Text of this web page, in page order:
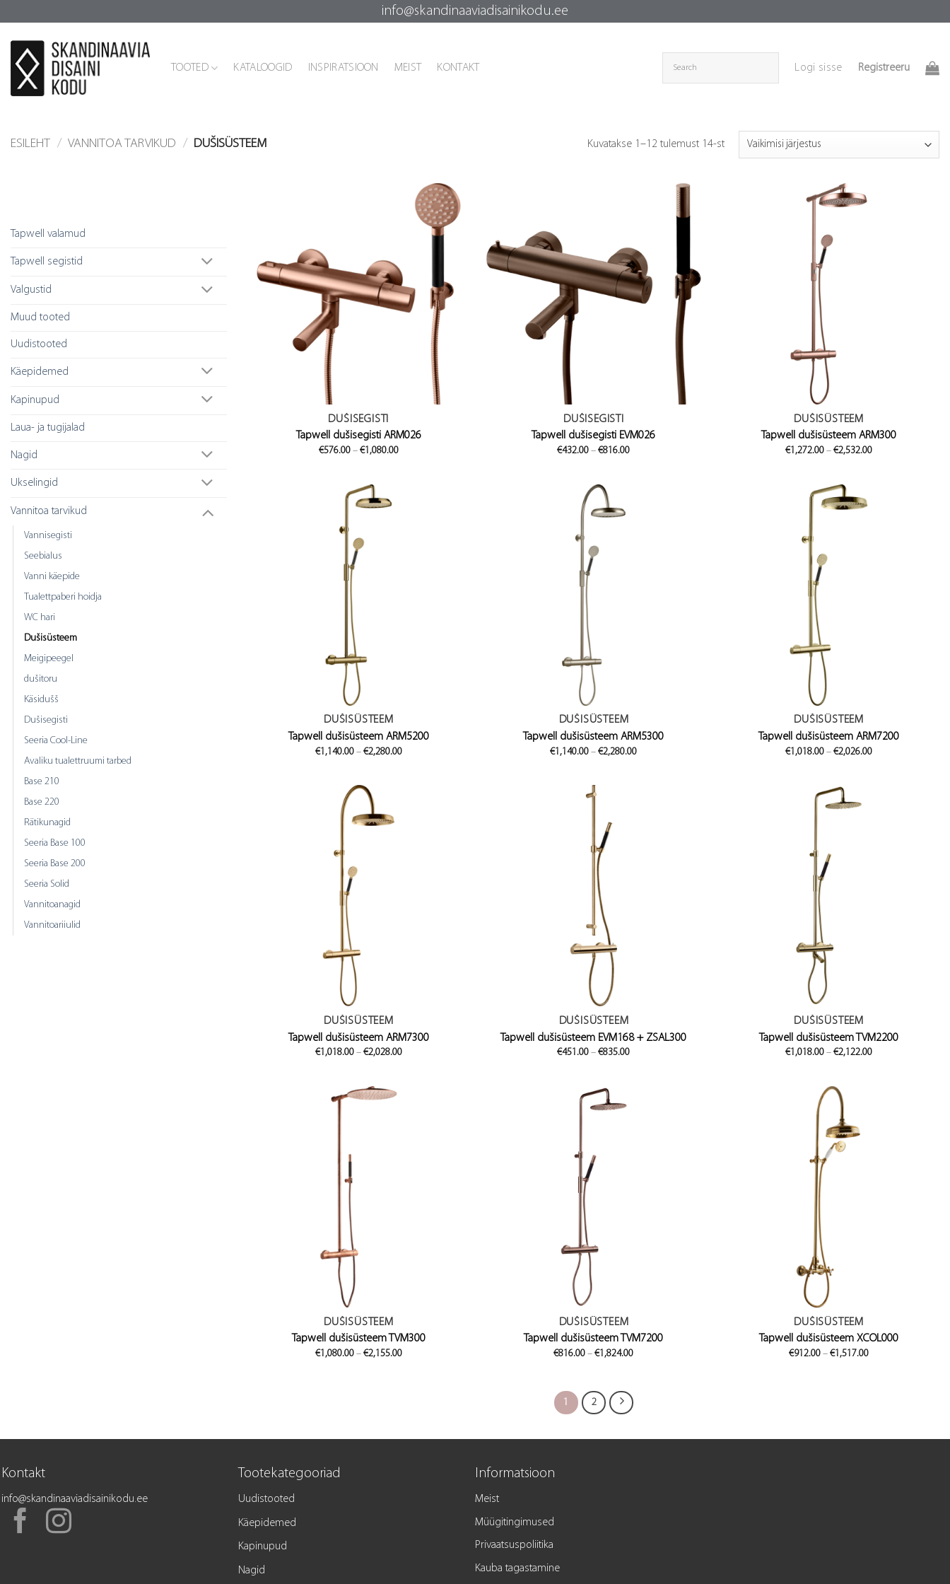
to
content
info@skandinaaviadisainikodu.ee
TOOTED KATALOOGID INSPIRATSIOON MEIST KONTAKT Logi sisse Registreeru
ESILEHT / VANNITOA TARVIKUD / DUŠISÜSTEEM Kuvatakse 1–12 tulemust 14-st
Tapwell valamud
Tapwell segistid
Valgustid
Muud tooted
Uudistooted
Käepidemed
Kapinupud
Laua- ja tugijalad
Nagid
Ukselingid
Vannitoa tarvikud
Vannisegisti
Seebialus
Vanni käepide
Tualettpaberi hoidja
WC hari
Dušisüsteem
Meigipeegel
dušitoru
Käsidušš
Dušisegisti
Seeria Cool-Line
Avaliku tualettruumi tarbed
Base 210
Base 220
Rätikunagid
Seeria Base 100
Seeria Base 200
Seeria Solid
Vannitoanagid
Vannitoariiulid
DUŠISEGISTI
Tapwell dušisegisti ARM026
€576.00 – €1,080.00Price
DUŠISEGISTI
Tapwell dušisegisti EVM026
€432.00 – €816.00Price
DUŠISÜSTEEM
Tapwell dušisüsteem ARM300
€1,272.00 – €2,532.00Price
DUŠISÜSTEEM
Tapwell dušisüsteem ARM5200
€1,140.00 – €2,280.00Price
DUŠISÜSTEEM
Tapwell dušisüsteem ARM5300
€1,140.00 – €2,280.00Price
DUŠISÜSTEEM
Tapwell dušisüsteem ARM7200
€1,018.00 – €2,026.00Price
DUŠISÜSTEEM
Tapwell dušisüsteem ARM7300
€1,018.00 – €2,028.00Price
DUŠISÜSTEEM
Tapwell dušisüsteem EVM168 + ZSAL300
€451.00 – €835.00Price
DUŠISÜSTEEM
Tapwell dušisüsteem TVM2200
€1,018.00 – €2,122.00Price
DUŠISÜSTEEM
Tapwell dušisüsteem TVM300
€1,080.00 – €2,155.00Price
DUŠISÜSTEEM
Tapwell dušisüsteem TVM7200
€816.00 – €1,824.00Price
DUŠISÜSTEEM
Tapwell dušisüsteem XCOL000
€912.00 – €1,517.00Price
1
2
Kontakt
info@skandinaaviadisainikodu.ee
Tootekategooriad
Uudistooted
Käepidemed
Kapinupud
Nagid
Informatsioon
Meist
Müügitingimused
Privaatsuspoliitika
Kauba tagastamine